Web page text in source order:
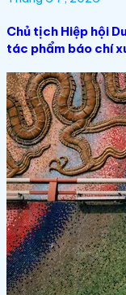
Chủ tịch Hiệp hội
tác phẩm báo chí